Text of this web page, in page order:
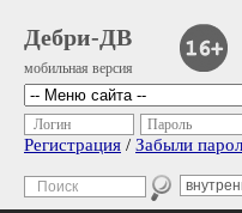
Дебри-ДВ
мобильная версия
Логин Пароль
Регистрация / Забыли